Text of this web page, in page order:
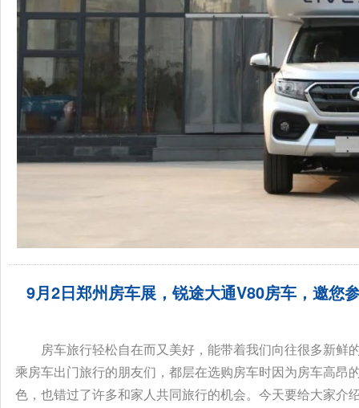
9月2日郑州房车展，锐途大通V80房车，邀您
房车旅行轻松自在而又美好，能带着我们向往很多新
乘房车出门旅行的朋友们，都层在选购房车时因为房车高
色，也错过了许多和家人共同旅行的机会。今天要给大家介